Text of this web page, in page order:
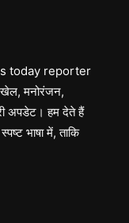
today reporter
खेल, मनोरंजन,
अपडेट। हम देते हैं
भाषा में, ताकि